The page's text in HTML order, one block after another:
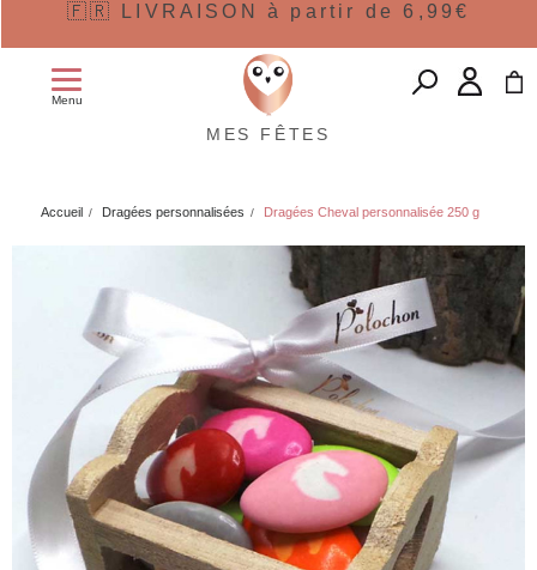
🇫🇷 LIVRAISON à partir de 6,99€
Menu
MES FÊTES
Accueil Dragées personnalisées Dragées Cheval personnalisée 250 g